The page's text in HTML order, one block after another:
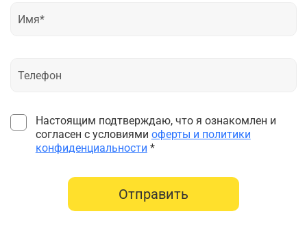
Настоящим подтверждаю, что я ознакомлен и
согласен с условиями оферты и политики
конфиденциальности *
Отправить